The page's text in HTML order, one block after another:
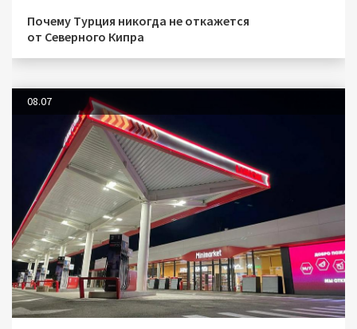
Почему Турция никогда не откажется
от Северного Кипра
08.07